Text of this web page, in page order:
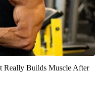
Really Builds Muscle After